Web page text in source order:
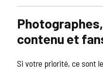
contenu et
Si votre priorité, ce sont